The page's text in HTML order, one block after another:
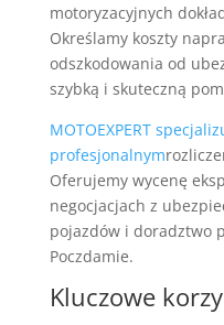
motoryzacyjnych
Określamy koszty
odszkodowania od
szybką i skuteczną
MOTOEXPERT
profesjonalnym
Oferujemy wycenę
negocjacjach z
pojazdów i doradztwo
Poczdamie.
Kluczowe